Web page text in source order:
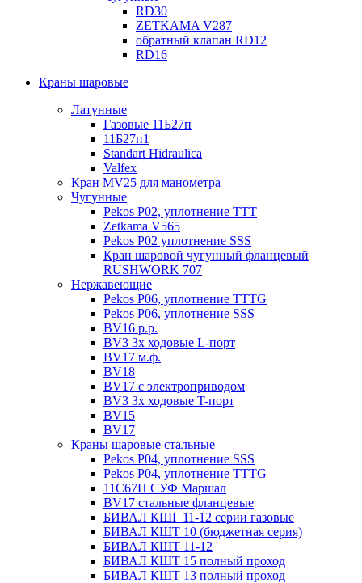
RD30
ZETKAMA V287
обратный клапан RD12
RD16
Краны шаровые
Латунные
Газовые 11Б27п
11Б27п1
Standart Hidraulica
Valfex
Кран MV25 для манометра
Чугунные
Pekos P02, уплотнение ТТТ
Zetkama V565
Pekos P02 уплотнение SSS
Кран шаровой чугунный фланцевый
RUSHWORK 707
Нержавеющие
Pekos P06, уплотнение ТТТG
Pekos P06, уплотнение SSS
BV16 р.р.
BV3 3х ходовые L-порт
BV17 м.ф.
BV18
BV17 с электроприводом
BV3 3х ходовые T-порт
BV15
BV17
Краны шаровые стальные
Pekos P04, уплотнение SSS
Pekos P04, уплотнение ТТТG
11С67П СУФ Маршал
BV17 стальные фланцевые
БИВАЛ КШГ 11-12 серии газовые
БИВАЛ КШТ 10 (бюджетная серия)
БИВАЛ КШТ 11-12
БИВАЛ КШТ 15 полный проход
БИВАЛ КШТ 13 полный проход